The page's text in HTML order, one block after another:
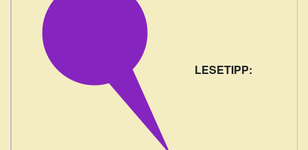
LESETIPP: